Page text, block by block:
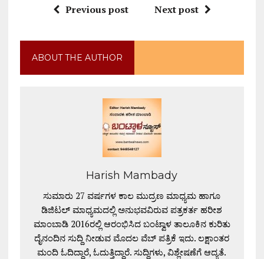
Previous post Next post
ABOUT THE AUTHOR
Harish Mambady
ಸುಮಾರು 27 ವರ್ಷಗಳ ಕಾಲ ಮುದ್ರಣ ಮಾಧ್ಯಮ ಹಾಗೂ
ಡಿಜಿಟಲ್ ಮಾಧ್ಯಮದಲ್ಲಿ ಅನುಭವವಿರುವ ಪತ್ರಕರ್ತ ಹರೀಶ
ಮಾಂಬಾಡಿ 2016ರಲ್ಲಿ ಆರಂಭಿಸಿದ ಬಂಟ್ವಾಳ ತಾಲೂಕಿನ ಕುರಿತು
ದೈನಂದಿನ ಸುದ್ದಿ ನೀಡುವ ಮೊದಲ ವೆಬ್ ಪತ್ರಿಕೆ ಇದು. ಲಕ್ಷಾಂತರ
ಮಂದಿ ಓದಿದ್ದಾರೆ, ಓದುತ್ತಿದ್ದಾರೆ. ಸುದ್ದಿಗಳು, ವಿಶ್ಲೇಷಣೆಗೆ ಆದ್ಯತೆ.